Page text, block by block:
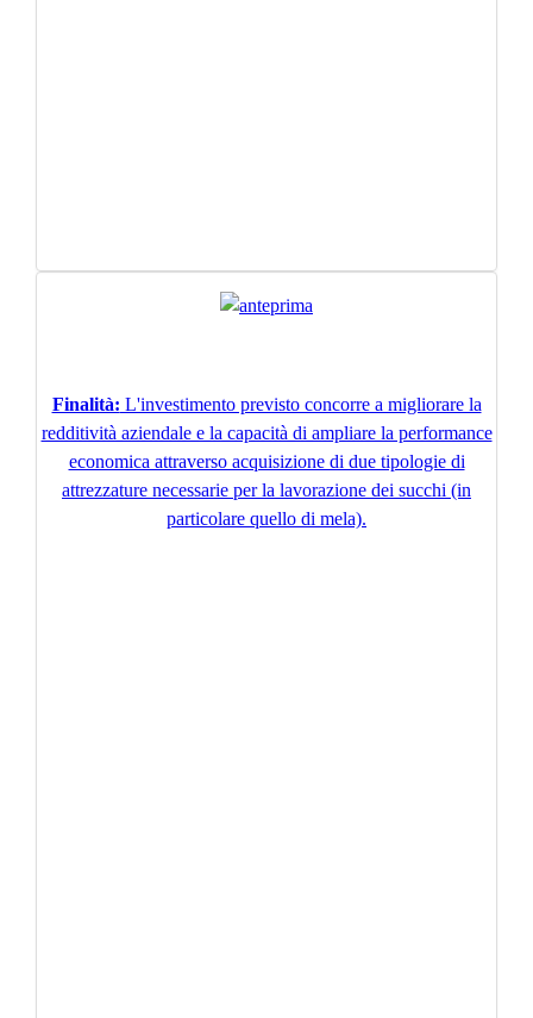
Finalità: L'investimento previsto concorre a migliorare la
redditività aziendale e la capacità di ampliare la performance
economica attraverso acquisizione di due tipologie di
attrezzature necessarie per la lavorazione dei succhi (in
particolare quello di mela).